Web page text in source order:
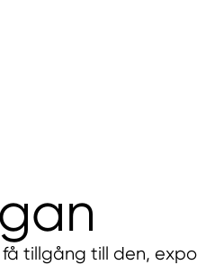
tillgång till den,